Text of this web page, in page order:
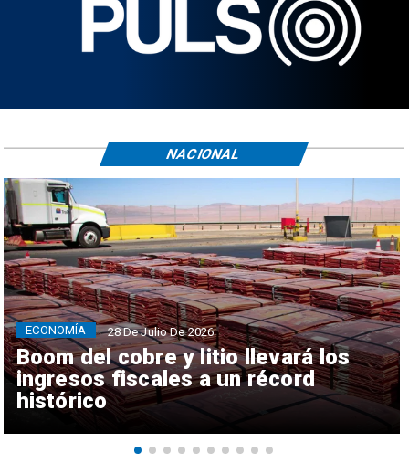
Boom del cobre y litio llevará los
ingresos fiscales a un récord
histórico
ECONOMÍA 28 De Julio De 2026
NACIONAL